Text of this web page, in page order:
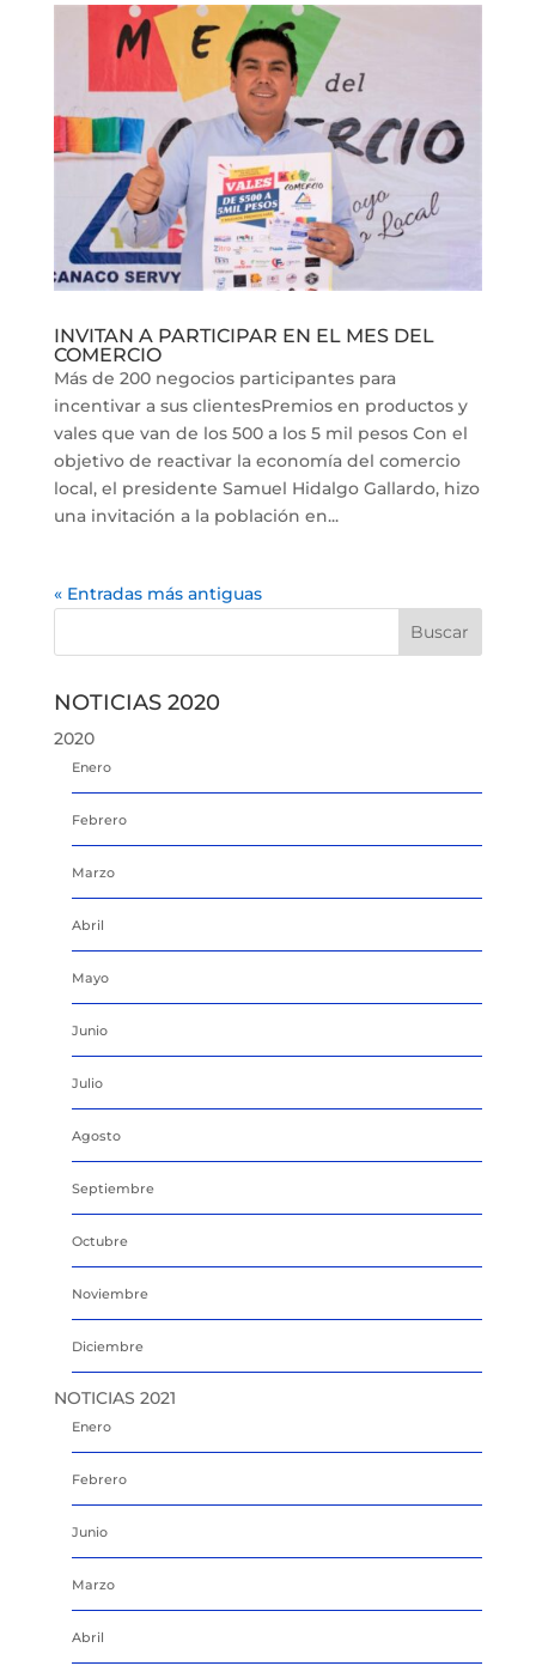
INVITAN A PARTICIPAR EN EL MES DEL
COMERCIO
Más de 200 negocios participantes para
incentivar a sus clientesPremios en productos y
vales que van de los 500 a los 5 mil pesos Con el
objetivo de reactivar la economía del comercio
local, el presidente Samuel Hidalgo Gallardo, hizo
una invitación a la población en...
« Entradas más antiguas
NOTICIAS 2020
2020
Enero
Febrero
Marzo
Abril
Mayo
Junio
Julio
Agosto
Septiembre
Octubre
Noviembre
Diciembre
NOTICIAS 2021
Enero
Febrero
Junio
Marzo
Abril